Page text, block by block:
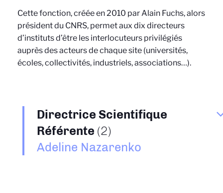
Cette fonction, créée en 2010 par Alain Fuchs, alors
président du CNRS, permet aux dix directeurs
d’instituts d’être les interlocuteurs privilégiés
auprès des acteurs de chaque site (universités,
écoles, collectivités, industriels, associations…).
Directrice Scientifique
Référente (2)
Adeline Nazarenko